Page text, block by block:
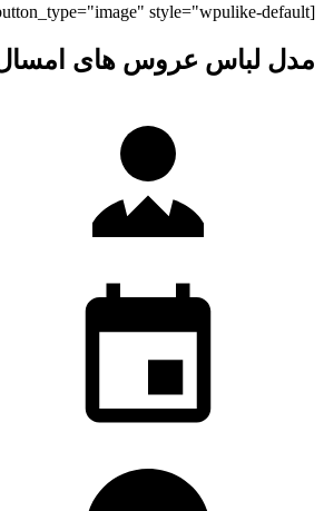
[wp_ulike button_type="image" style="wpulike-default"]
مدل لباس عروس های امسال